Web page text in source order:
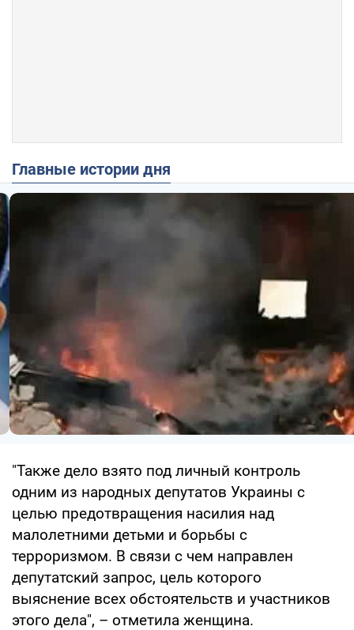
Главные истории дня
"Также дело взято под личный контроль
одним из народных депутатов Украины с
целью предотвращения насилия над
малолетними детьми и борьбы с
терроризмом. В связи с чем направлен
депутатский запрос, цель которого
выяснение всех обстоятельств и участников
этого дела", – отметила женщина.